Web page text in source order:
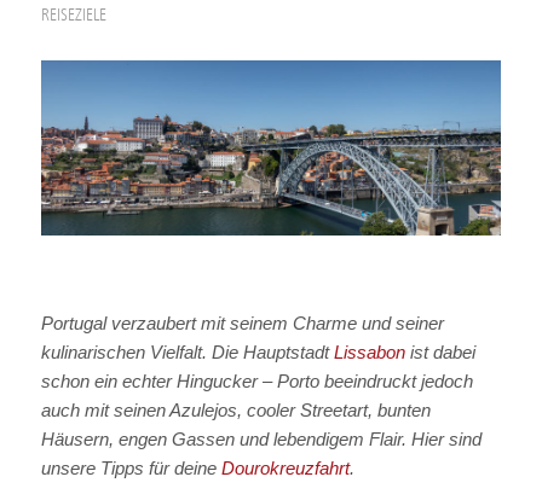
REISEZIELE
Portugal verzaubert mit seinem Charme und seiner
kulinarischen Vielfalt. Die HauptstadtLissabonist dabei
schon ein echter Hingucker – Porto beeindruckt jedoch
auch mit seinen Azulejos, cooler Streetart, bunten
Häusern, engen Gassen und lebendigem Flair. Hier sind
unsere Tipps für deine Dourokreuzfahrt.